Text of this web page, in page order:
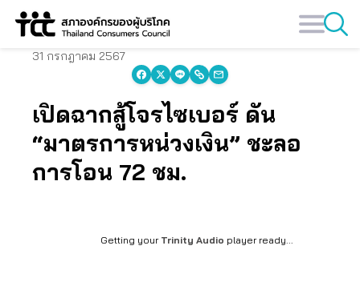
Skip
31 กรกฎาคม 2567
เปิดฉากสู้โจรไซเบอร์ ดัน
“มาตรการหน่วงเงิน” ชะลอ
การโอน 72 ชม.
Getting your Trinity Audio player ready...